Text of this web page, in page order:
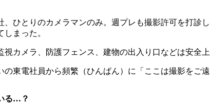
、ひとりのカメラマンのみ。週プレも撮影許可を打
まった。
カメラ、防護フェンス、建物の出入り口などは安全上
東電社員から頻繁（ひんぱん）に「ここは撮影をご
る…？